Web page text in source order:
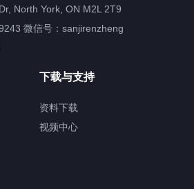
程序费用
North York, ON M2L 2T9
微信号：sanjirenzheng
下载与支持
资料下载
视频中心